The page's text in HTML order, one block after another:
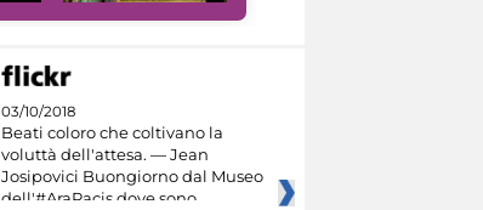
03/10/2018
Beati coloro che coltivano la
voluttà dell'attesa. — Jean
Josipovici Buongiorno dal Museo
dell'#AraPacis dove sono